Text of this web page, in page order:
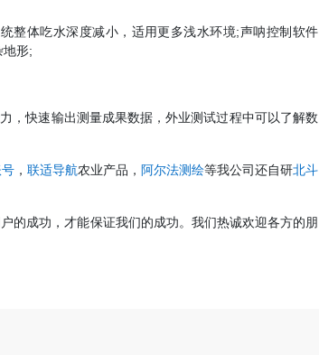
整体吃水深度减小，适用更多浅水环境;声呐控制软件
地形;
，快速输出测量成果数据，外业测试过程中可以了解数
， 联适导航农业产品， 阿尔法测绘等我公司还自研北斗
的成功，才能保证我们的成功。我们热诚欢迎各方的朋